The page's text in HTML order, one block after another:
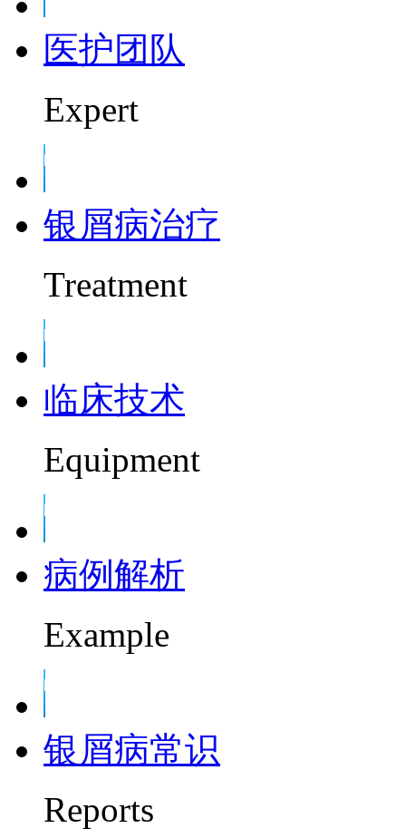
医护团队
Expert
银屑病治疗
Treatment
临床技术
Equipment
病例解析
Example
银屑病常识
Reports